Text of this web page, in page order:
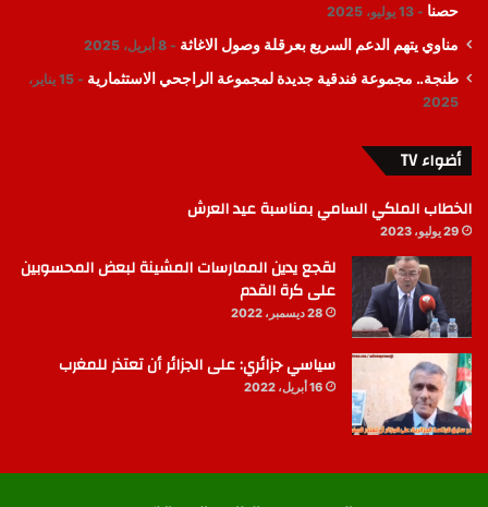
حصنا
13 يوليو، 2025
مناوي يتهم الدعم السريع بعرقلة وصول الاغاثة 8 أبريل، 2025
طنجة.. مجموعة فندقية جديدة لمجموعة الراجحي الاستثمارية
15 يناير،
2025
أضواء TV
الخطاب الملكي السامي بمناسبة عيد العرش
29 يوليو، 2023
لقجع يدين الممارسات المشينة لبعض المحسوبين
على كرة القدم
28 ديسمبر، 2022
سياسي جزائري: على الجزائر أن تعتذر للمغرب
16 أبريل، 2022